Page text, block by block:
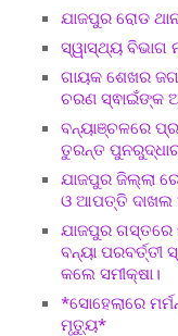
ଯାଜପୁର ରୋଡ
ସ୍ୱାସ୍ଥ୍ୟ ବିଭାଗ
ଗାୟକ ଶେଖର
ଚରଣ ସ୍ଵାଇଁଙ୍କ
ବନ୍ୟାଞ୍ଚଳରେ
ତୁରନ୍ତ ପୁନରୁଦ୍ଧାର
ଯାଜପୁର ଜିଲ୍ଲା
ଓ ଆପତ୍ତି ଦାଖଲ
ଯାଜପୁର ଗସ୍ତରେ
ବନ୍ୟା ପରବର୍ତ୍ତୀ
କଲେ ସମୀକ୍ଷା।
*ସୋହେଲାରେ
ମୃତ୍ୟୁ*